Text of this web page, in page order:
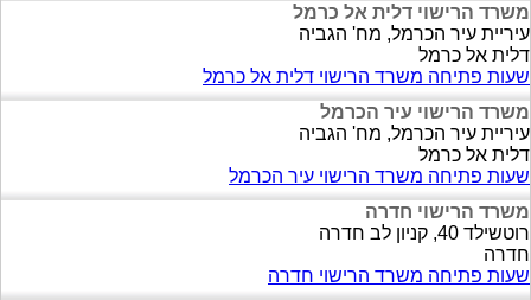
משרד הרישוי דלית אל כרמל
עיריית עיר הכרמל, מח' הגביה
דלית אל כרמל
שעות פתיחה משרד הרישוי דלית אל כרמל
משרד הרישוי עיר הכרמל
עיריית עיר הכרמל, מח' הגביה
דלית אל כרמל
שעות פתיחה משרד הרישוי עיר הכרמל
משרד הרישוי חדרה
רוטשילד 40, קניון לב חדרה
חדרה
שעות פתיחה משרד הרישוי חדרה